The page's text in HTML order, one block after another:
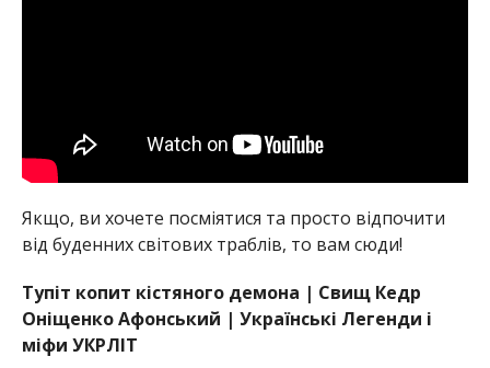
Якщо, ви хочете посміятися та просто відпочити
від буденних світових траблів, то вам сюди!
Тупіт копит кістяного демона | Свищ Кедр
Оніщенко Афонський | Українські Легенди і
міфи УКРЛІТ